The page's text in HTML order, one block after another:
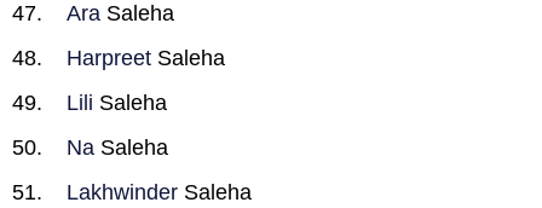
Ara Saleha
Harpreet Saleha
Lili Saleha
Na Saleha
Lakhwinder Saleha